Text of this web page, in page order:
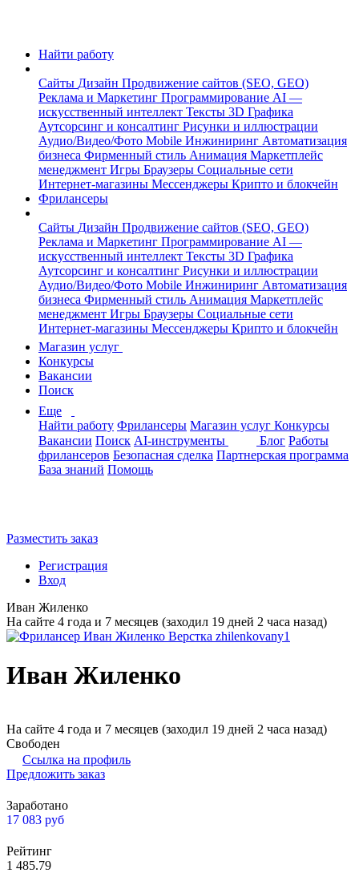
Найти работу
Сайты Дизайн Продвижение сайтов (SEO, GEO)
Реклама и Маркетинг Программирование AI —
искусственный интеллект Тексты 3D Графика
Аутсорсинг и консалтинг Рисунки и иллюстрации
Аудио/Видео/Фото Mobile Инжиниринг Автоматизация
бизнеса Фирменный стиль Анимация Маркетплейс
менеджмент Игры Браузеры Социальные сети
Интернет-магазины Мессенджеры Крипто и блокчейн
Фрилансеры
Сайты Дизайн Продвижение сайтов (SEO, GEO)
Реклама и Маркетинг Программирование AI —
искусственный интеллект Тексты 3D Графика
Аутсорсинг и консалтинг Рисунки и иллюстрации
Аудио/Видео/Фото Mobile Инжиниринг Автоматизация
бизнеса Фирменный стиль Анимация Маркетплейс
менеджмент Игры Браузеры Социальные сети
Интернет-магазины Мессенджеры Крипто и блокчейн
Магазин услуг
Конкурсы
Вакансии
Поиск
Еще
Найти работу Фрилансеры Магазин услуг Конкурсы
Вакансии Поиск AI-инструменты Блог Работы
фрилансеров Безопасная сделка Партнерская программа
База знаний Помощь
Разместить заказ
Регистрация
Вход
Иван Жиленко
На сайте 4 года и 7 месяцев (заходил 19 дней 2 часа назад)
Иван Жиленко
На сайте 4 года и 7 месяцев (заходил 19 дней 2 часа назад)
Свободен
Ссылка на профиль
Предложить заказ
Заработано
17 083 руб
Рейтинг
1 485.79